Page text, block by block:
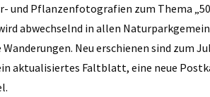
und Pflanzenfotografien zum Thema
abwechselnd in allen
Neu erschienen sind zum
aktualisiertes Faltblatt, eine neue